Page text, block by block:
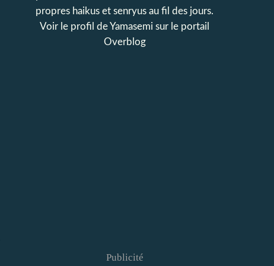
propres haikus et senryus au fil des jours.
Voir le profil deYamasemi sur le portail
Overblog
Publicité